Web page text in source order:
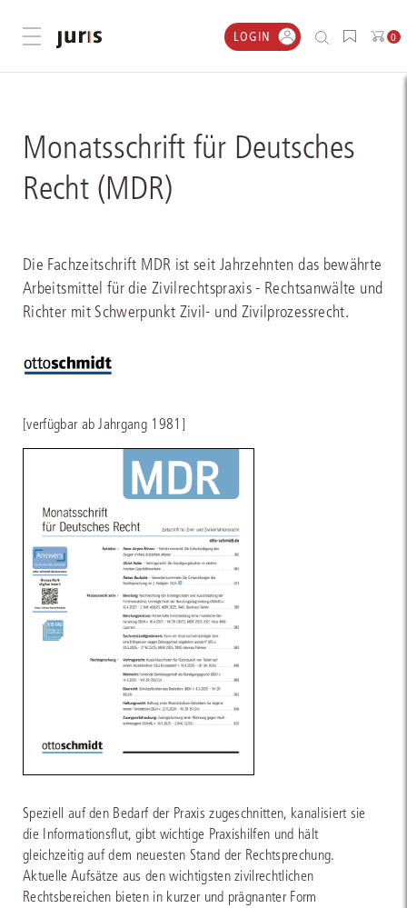
Menü öffnen LOGIN 0
Monatsschrift für Deutsches
Recht (MDR)
Die Fachzeitschrift MDR ist seit Jahrzehnten das bewährte
Arbeitsmittel für die Zivilrechtspraxis - Rechtsanwälte und
Richter mit Schwerpunkt Zivil- und Zivilprozessrecht.
[verfügbar ab Jahrgang 1981]
Speziell auf den Bedarf der Praxis zugeschnitten, kanalisiert sie
die Informationsflut, gibt wichtige Praxishilfen und hält
gleichzeitig auf dem neuesten Stand der Rechtsprechung.
Aktuelle Aufsätze aus den wichtigsten zivilrechtlichen
Rechtsbereichen bieten in kurzer und prägnanter Form